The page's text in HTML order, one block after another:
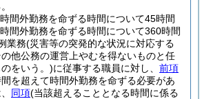
間外勤務を命ずる時間について45時間
間外勤務を命ずる時間について360時間
業務(災害等の突発的な状況に対応する
他公務の運営上やむを得ないものと任
をいう。)に従事する職員に対し、 前項
を超えて時間外勤務を命ずる必要があ
同項(当該超えることとなる時間に係る